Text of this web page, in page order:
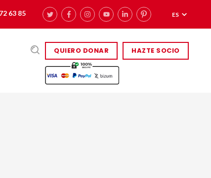
63 85 ES
QUIERO DONAR HAZTE SOCIO